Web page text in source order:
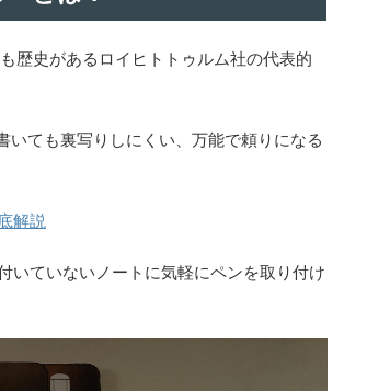
歴史があるロイヒトトゥルム社の代表的
ても裏写りしにくい、万能で頼りになる
解説
いていないノートに気軽にペンを取り付け